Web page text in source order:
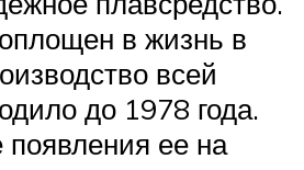
в жизнь в
всей
до 1978 года.
появления ее на